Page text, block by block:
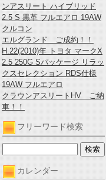
ンアスリート ハイブリッド
2.5 S 黒革 フルエアロ 19AW
クルコン
エルグランド ご成約！！
H.22(2010)年 トヨタ マークX
2.5 250G Sパッケージ リラッ
クスセレクション RDS仕様
19AW フルエアロ
クラウンアスリートHV ご納
車！！
フリーワード検索
カレンダー